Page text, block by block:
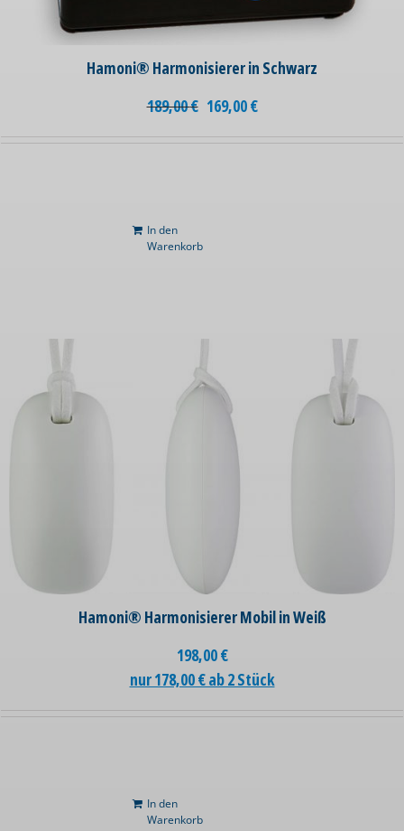
Hamoni® Harmonisierer in Schwarz
189,00€ 169,00€
In den
Warenkorb
Hamoni® Harmonisierer Mobil in Weiß
198,00€
nur 178,00 € ab 2 Stück
In den
Warenkorb